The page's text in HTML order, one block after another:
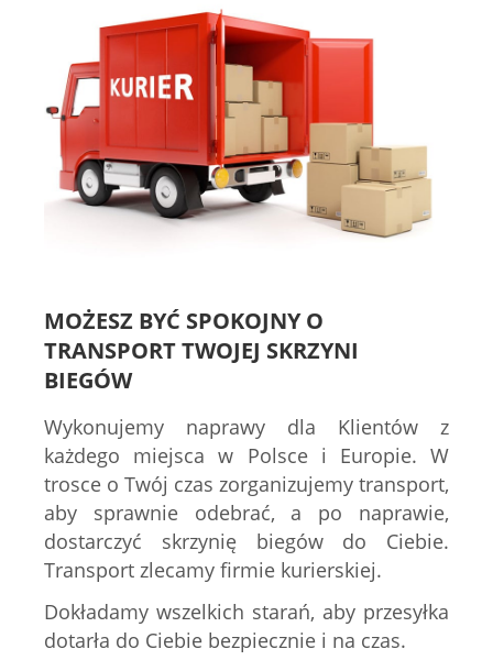
MOŻESZ BYĆ SPOKOJNY O
TRANSPORT TWOJEJ SKRZYNI
BIEGÓW
Wykonujemy naprawy dla Klientów z
każdego miejsca w Polsce i Europie. W
trosce o Twój czas zorganizujemy transport,
aby sprawnie odebrać, a po naprawie,
dostarczyć skrzynię biegów do Ciebie.
Transport zlecamy firmie kurierskiej.
Dokładamy wszelkich starań, aby przesyłka
dotarła do Ciebie bezpiecznie i na czas.